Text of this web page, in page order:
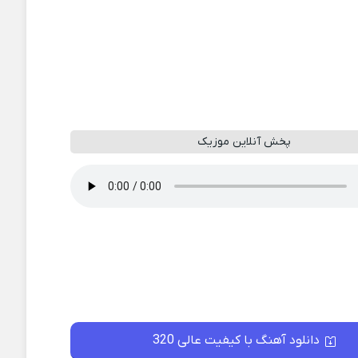
پخش آنلاین موزیک
دانلود آهنگ با کیفیت عالی 320